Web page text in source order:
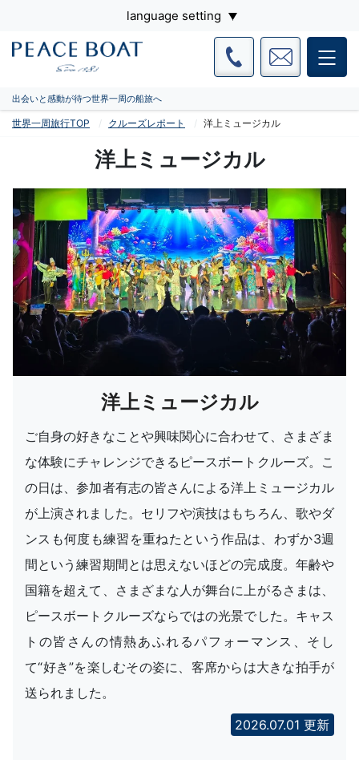
language setting
出会いと感動が待つ世界一周の船旅へ
世界一周旅行TOP クルーズレポート 洋上ミュージカル
洋上ミュージカル
洋上ミュージカル
ご自身の好きなことや興味関心に合わせて、さまざま
な体験にチャレンジできるピースボートクルーズ。こ
の日は、参加者有志の皆さんによる洋上ミュージカル
が上演されました。セリフや演技はもちろん、歌やダ
ンスも何度も練習を重ねたという作品は、わずか3週
間という練習期間とは思えないほどの完成度。年齢や
国籍を超えて、さまざまな人が舞台に上がるさまは、
ピースボートクルーズならではの光景でした。キャス
トの皆さんの情熱あふれるパフォーマンス、そし
て“好き”を楽しむその姿に、客席からは大きな拍手が
送られました。
2026.07.01 更新